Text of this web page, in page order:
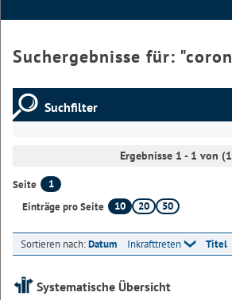
Suchergebnisse für: "
Suchfilter
Ergebnisse 1 - 1 von
Seite
1
Einträge pro Seite
10 20 50
Sortieren nach:Datum Inkrafttreten Titel
Systematische Übersicht